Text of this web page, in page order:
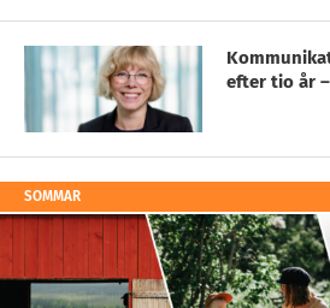
efter tio år
SOMMAR